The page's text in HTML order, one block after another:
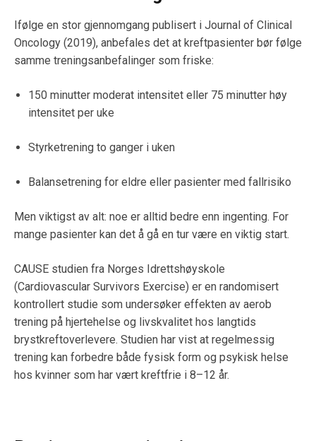
Ifølge en stor gjennomgang publisert i Journal of Clinical
Oncology (2019), anbefales det at kreftpasienter bør følge
samme treningsanbefalinger som friske:
150 minutter moderat intensitet eller 75 minutter høy
intensitet per uke
Styrketrening to ganger i uken
Balansetrening for eldre eller pasienter med fallrisiko
Men viktigst av alt: noe er alltid bedre enn ingenting. For
mange pasienter kan det å gå en tur være en viktig start.
CAUSE studien fra Norges Idrettshøyskole
(Cardiovascular Survivors Exercise) er en randomisert
kontrollert studie som undersøker effekten av aerob
trening på hjertehelse og livskvalitet hos langtids
brystkreftoverlevere. Studien har vist at regelmessig
trening kan forbedre både fysisk form og psykisk helse
hos kvinner som har vært kreftfrie i 8–12 år.